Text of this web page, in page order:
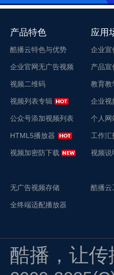
产品特色
酷播云特色与优势
企业官网无广告视频
视频二维码
视频列表专辑
公众号添加视频列表
HTML5播放器
视频加密防下载
无广告视频存储
全终端适配播放器
应用
企业宣
产品宣
教育教
企业视
个人网
工作汇
视频说
酷播云
酷播，让